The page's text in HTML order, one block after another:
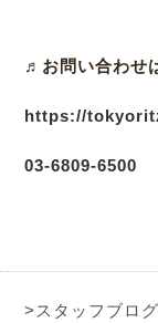
♬ お問い合わせ
https://
03-6809-6500
>スタッフブログ